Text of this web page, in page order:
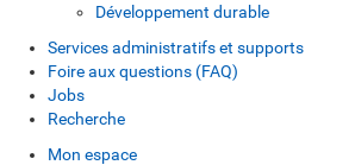
Développement durable
Services administratifs et supports
Foire aux questions (FAQ)
Jobs
Recherche
Mon espace